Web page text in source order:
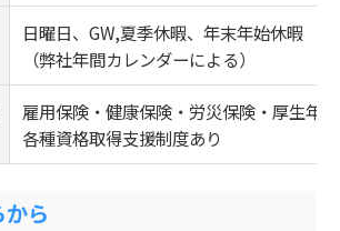
日曜日、GW,夏季休暇、年末年始休暇
（弊社年間カレンダーによる）
雇用保険・健康保険・労災保険・厚生年金
各種資格取得支援制度あり
ら